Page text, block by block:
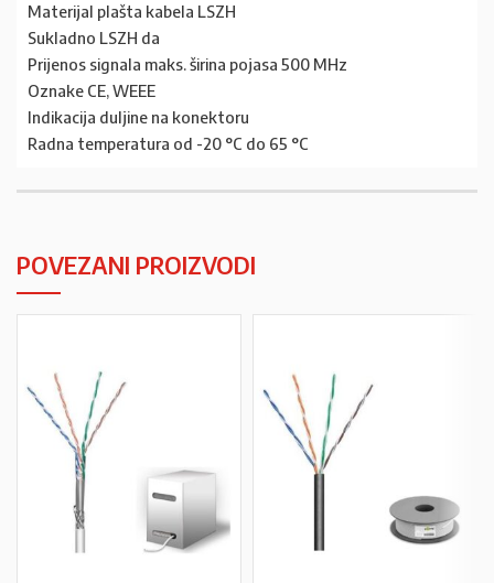
Materijal plašta kabela LSZH
Sukladno LSZH da
Prijenos signala maks. širina pojasa 500 MHz
Oznake CE, WEEE
Indikacija duljine na konektoru
Radna temperatura od -20 °C do 65 °C
POVEZANI PROIZVODI